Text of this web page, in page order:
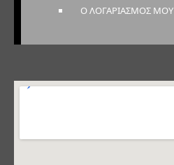
Ο ΛΟΓΑΡΙΑΣΜΟΣ ΜΟΥ